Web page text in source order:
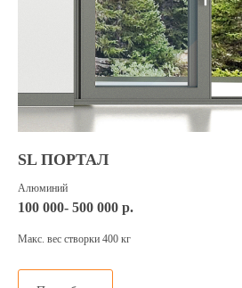
SL ПОРТАЛ
Алюминий
100 000- 500 000 р.
Макс. вес створки 400 кг